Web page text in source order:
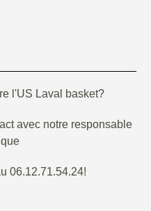
l'US Laval basket?
avec notre responsable
06.12.71.54.24!